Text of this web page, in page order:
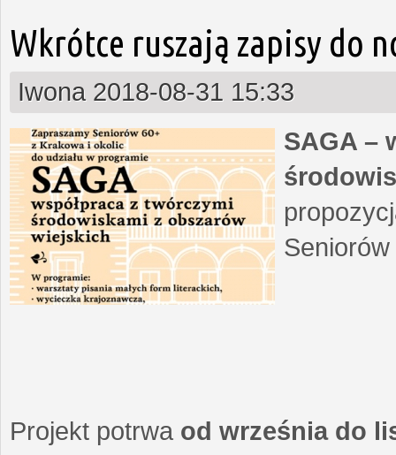
Wkrótce ruszają zapisy do
Iwona 2018-08-31 15:33
SAGA –
Projekt potrwa od września do